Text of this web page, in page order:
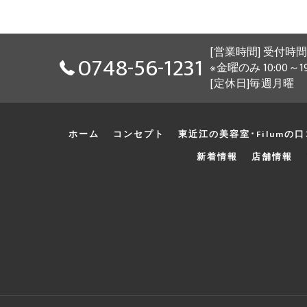
0748-56-1231 [営業時間] 受付時
※金曜のみ 10:00～
[定休日]毎週月曜
ホーム コンセプト 東近江の美容室･Filumの口
新着情報
店舗情報